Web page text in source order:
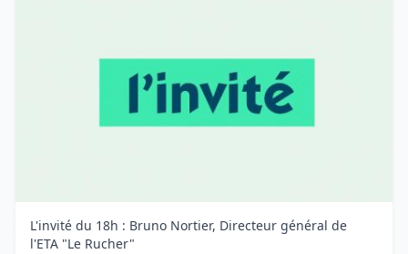
L'invité du 18h : Bruno Nortier, Directeur général de
l'ETA "Le Rucher"